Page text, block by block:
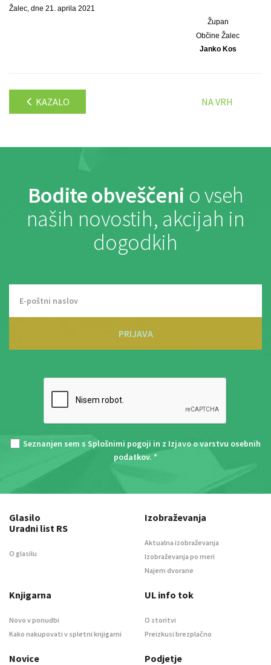
Žalec, dne 21. aprila 2021
Župan
Občine Žalec
Janko Kos
KAZALO NA VRH
Bodite obveščeni o vseh
naših novostih, akcijah in
dogodkih
PRIJAVA
Seznanjen sem s Splošnimi pogoji in z Izjavo o varstvu osebnih
podatkov. *
Glasilo
Uradni list RS
O glasilu
Izobraževanja
Aktualna izobraževanja
Izobraževanja po meri
Najem dvorane
Knjigarna
Novo v ponudbi
Kako nakupovati v spletni knjigarni
UL info tok
O storitvi
Preizkusi brezplačno
Novice Podjetje